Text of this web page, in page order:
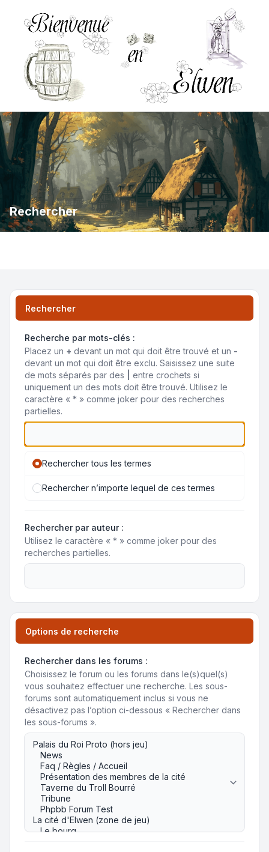
Rechercher
Rechercher
Recherche par mots-clés :
Placez un + devant un mot qui doit être trouvé et un -
devant un mot qui doit être exclu. Saisissez une suite
de mots séparés par des
entre crochets si
uniquement un des mots doit être trouvé. Utilisez le
caractère « * » comme joker pour des recherches
partielles.
Rechercher tous les termes
Rechercher n’importe lequel de ces termes
Rechercher par auteur :
Utilisez le caractère « * » comme joker pour des
recherches partielles.
Options de recherche
Rechercher dans les forums :
Choisissez le forum ou les forums dans le(s)quel(s)
vous souhaitez effectuer une recherche. Les sous-
forums sont automatiquement inclus si vous ne
désactivez pas l’option ci-dessous « Rechercher dans
les sous-forums ».